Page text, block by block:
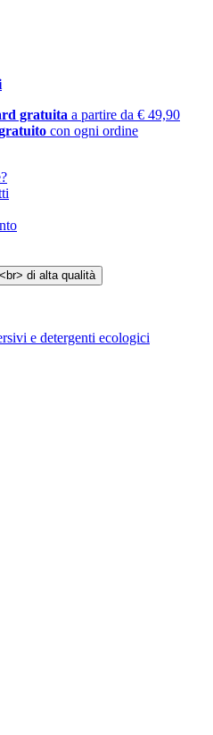
gratuita a partire da € 49,90
con ogni ordine
e detergenti ecologici